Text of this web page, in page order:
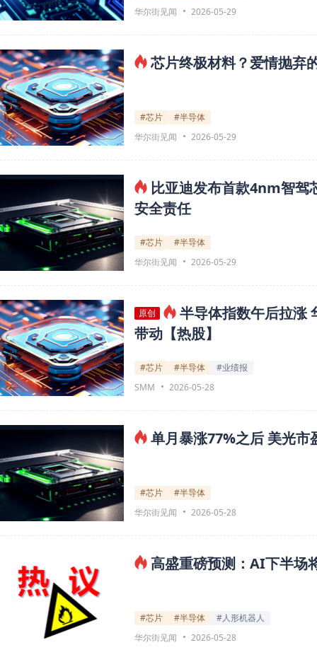
华尔街见闻
2026-05-29
芯片终极材料？爱情抛弃
#芯片
#半导体
华尔街见闻
2026-05-29
比亚迪发布首款4nm智驾
安全责任
#芯片
#半导体
华尔街见闻
2026-05-29
原创
半导体指数午后拉涨
带动【热股】
#芯片 #半导体
#业绩报
SMM
2026-05-28
单月暴涨77%之后 美光市
#芯片
#半导体
华尔街见闻
2026-05-28
高盛重磅预测：AI下半场
#芯片 #半导体
#人形机器人
华尔街见闻
2026-05-28